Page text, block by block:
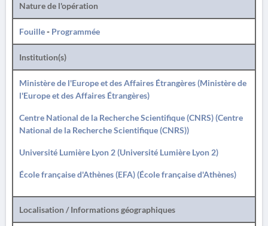
Nature de l'opération
Fouille- Programmée
Institution(s)
Ministère de l'Europe et des Affaires Étrangères (Ministère de
l'Europe et des Affaires Étrangères)
Centre National de la Recherche Scientifique (CNRS) (Centre
National de la Recherche Scientifique (CNRS))
Université Lumière Lyon 2 (Université Lumière Lyon 2)
École française d'Athènes (EFA) (École française d'Athènes)
Localisation / Informations géographiques